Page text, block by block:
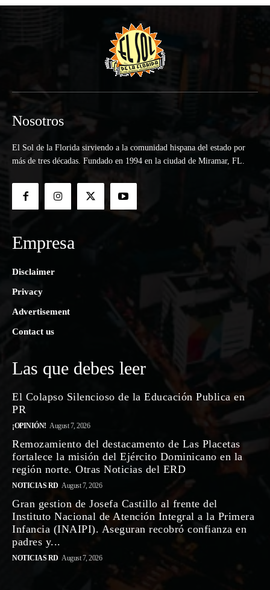
Nosotros
El Sol de la Florida sirviendo a la comunidad hispana del estado por
más de tres décadas. Fundado en 1994 en la ciudad de Miramar, FL.
Empresa
Disclaimer
Privacy
Advertisement
Contact us
Las que debes leer
El Colapso Silencioso de la Educación Publica en
PR
¡OPINIÓN! August 7, 2026
Remozamiento del destacamento de Las Placetas
fortalece la misión del Ejército Dominicano en la
región norte. Otras Noticias del ERD
NOTICIAS RD August 7, 2026
Gran gestion de Josefa Castillo al frente del
Instituto Nacional de Atención Integral a la Primera
Infancia (INAIPI). Aseguran recobró confianza en
padres y...
NOTICIAS RD August 7, 2026